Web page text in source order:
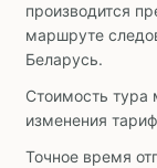
производится
маршруте
Беларусь.
Стоимость тура
изменения
Точное время